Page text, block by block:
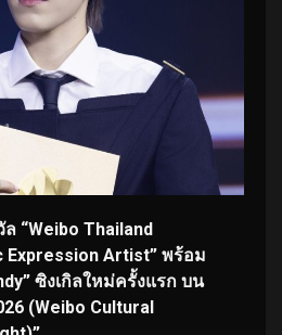
ล “Weibo Thailand
Expression Artist” พร้อม
ซิงเกิลใหม่ครั้งแรก บน
(Weibo Cultural